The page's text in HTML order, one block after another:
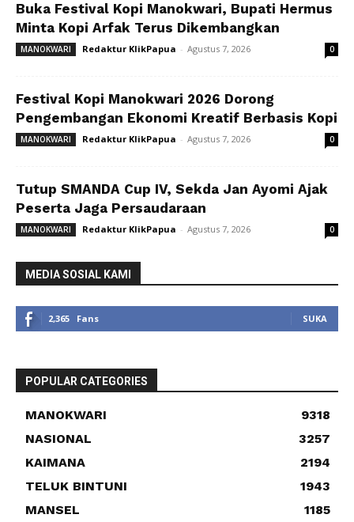
Buka Festival Kopi Manokwari, Bupati Hermus
Minta Kopi Arfak Terus Dikembangkan
MANOKWARI Redaktur KlikPapua - Agustus 7, 2026 0
Festival Kopi Manokwari 2026 Dorong
Pengembangan Ekonomi Kreatif Berbasis Kopi
MANOKWARI Redaktur KlikPapua - Agustus 7, 2026 0
Tutup SMANDA Cup IV, Sekda Jan Ayomi Ajak
Peserta Jaga Persaudaraan
MANOKWARI Redaktur KlikPapua - Agustus 7, 2026 0
MEDIA SOSIAL KAMI
2,365 Fans SUKA
POPULAR CATEGORIES
MANOKWARI
9318
NASIONAL
3257
KAIMANA
2194
TELUK BINTUNI
1943
MANSEL
1185